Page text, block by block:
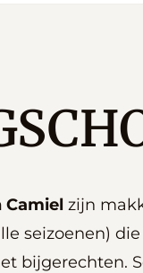
Camielzijn
seizoenen)
bijgerechten.